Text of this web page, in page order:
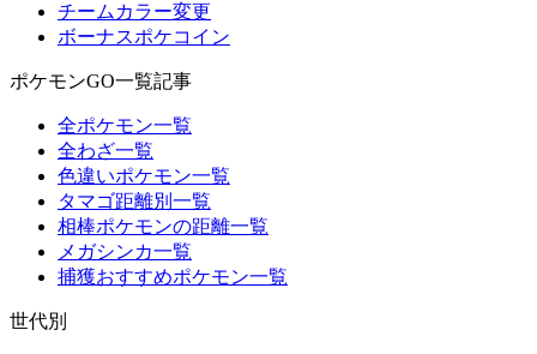
チームカラー変更
ボーナスポケコイン
ポケモンGO一覧記事
全ポケモン一覧
全わざ一覧
色違いポケモン一覧
タマゴ距離別一覧
相棒ポケモンの距離一覧
メガシンカ一覧
捕獲おすすめポケモン一覧
世代別